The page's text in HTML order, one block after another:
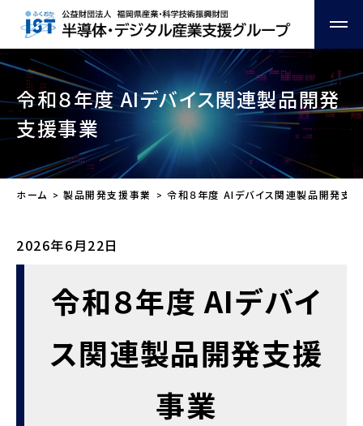
令和８年度 AIデバイス関連製品開発
支援事業
ホーム 製品開発支援事業 令和８年度 AIデバイス関連製品開発支
2026年6月22日
令和８年度 AIデバイ
ス関連製品開発支援
事業